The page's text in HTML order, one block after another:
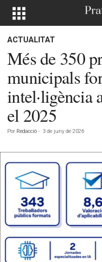
ACTUALITAT
Més de 350
municipals
intel·ligència
el 2025
Por Redacció - 3 de juny de 2026